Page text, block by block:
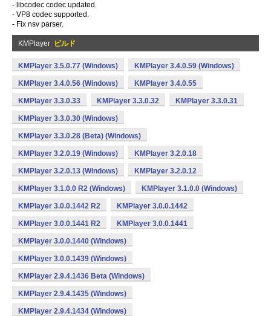
- libcodec codec updated.
- VP8 codec supported.
- Fix nsv parser.
KMPlayer ビルド
KMPlayer 3.5.0.77 (Windows) KMPlayer 3.4.0.59 (Windows)
KMPlayer 3.4.0.56 (Windows) KMPlayer 3.4.0.55
KMPlayer 3.3.0.33 KMPlayer 3.3.0.32 KMPlayer 3.3.0.31
KMPlayer 3.3.0.30 (Windows)
KMPlayer 3.3.0.28 (Beta) (Windows)
KMPlayer 3.2.0.19 (Windows) KMPlayer 3.2.0.18
KMPlayer 3.2.0.13 (Windows) KMPlayer 3.2.0.12
KMPlayer 3.1.0.0 R2 (Windows) KMPlayer 3.1.0.0 (Windows)
KMPlayer 3.0.0.1442 R2 KMPlayer 3.0.0.1442
KMPlayer 3.0.0.1441 R2 KMPlayer 3.0.0.1441
KMPlayer 3.0.0.1440 (Windows)
KMPlayer 3.0.0.1439 (Windows)
KMPlayer 2.9.4.1436 Beta (Windows)
KMPlayer 2.9.4.1435 (Windows)
KMPlayer 2.9.4.1434 (Windows)